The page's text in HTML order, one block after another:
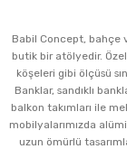
Babil Concept, bahçe
butik bir atölyedir.
köşeleri gibi ölçüsü
Banklar, sandıklı
balkon takımları ile
mobilyalarımızda
uzun ömürlü